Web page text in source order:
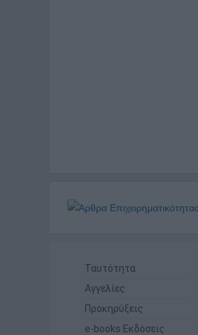
Ταυτότητα
Αγγελίες
Προκηρύξεις
e-books Εκδόσεις